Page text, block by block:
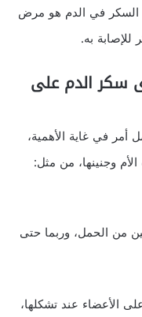
في الدم هو مرض
به.
سكر الدم على
في غاية الأهمية،
وجنينها، من مثل:
من الحمل، وربما حتى
الأعضاء عند تشكلها،